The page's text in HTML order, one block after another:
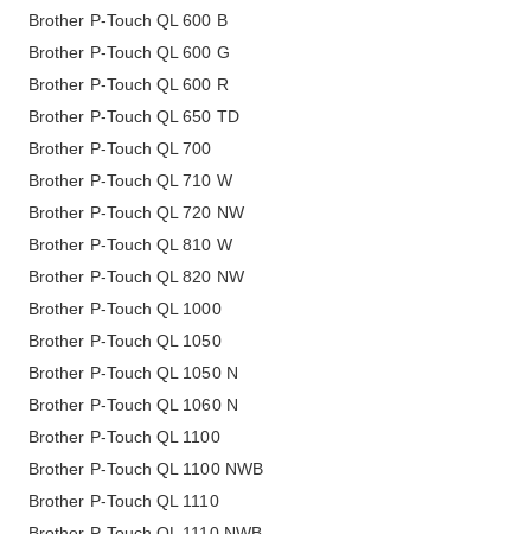
Brother P-Touch QL 600 B
Brother P-Touch QL 600 G
Brother P-Touch QL 600 R
Brother P-Touch QL 650 TD
Brother P-Touch QL 700
Brother P-Touch QL 710 W
Brother P-Touch QL 720 NW
Brother P-Touch QL 810 W
Brother P-Touch QL 820 NW
Brother P-Touch QL 1000
Brother P-Touch QL 1050
Brother P-Touch QL 1050 N
Brother P-Touch QL 1060 N
Brother P-Touch QL 1100
Brother P-Touch QL 1100 NWB
Brother P-Touch QL 1110